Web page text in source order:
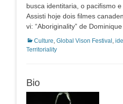
busca identitaria, o pacifismo
Assisti hoje dois filmes
vi: “Aboriginality” de
Categorias:
Culture, Global Vison Festival ,
Territoriality
Bio